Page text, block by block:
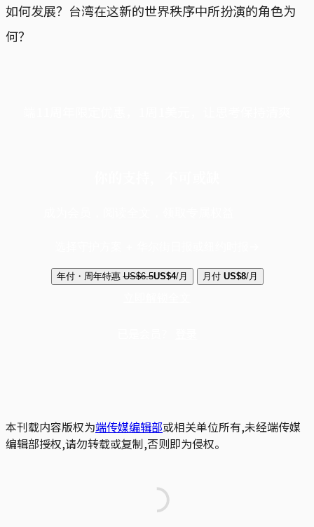
如何发展？台湾在这新的世界秩序中所扮演的角色为
何？
年付・周年特惠 US$6.5US$4/月 月付 US$8/月
本刊载内容版权为端传媒编辑部或相关单位所有,未经端传媒
编辑部授权,请勿转载或复制,否则即为侵权。